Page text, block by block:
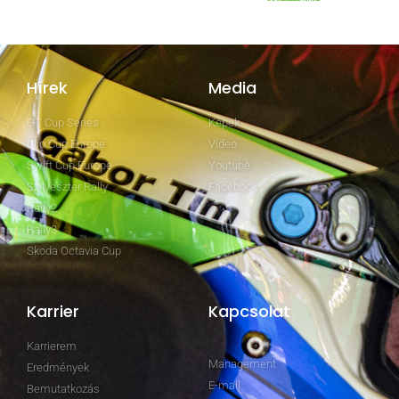
Hírek
GT Cup Series
Clio Cup Europe
Swift Cup Europe
Szilveszter Rally
Rally2
Rally3
Skoda Octavia Cup
Media
Képek
Video
Youtube
Facebook
Karrier
Karrierem
Eredmények
Bemutatkozás
Kapcsolat
Management
E-mail